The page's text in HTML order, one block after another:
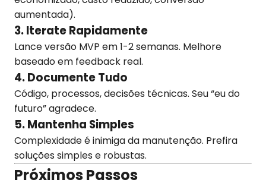
aumentada).
3. Iterate Rapidamente
Lance versão MVP em 1-2 semanas. Melhore
baseado em feedback real.
4. Documente Tudo
Código, processos, decisões técnicas. Seu “eu do
futuro” agradece.
5. Mantenha Simples
Complexidade é inimiga da manutenção. Prefira
soluções simples e robustas.
Próximos Passos